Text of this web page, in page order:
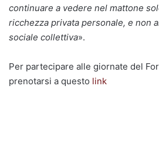
continuare a vedere nel mattone
ricchezza privata personale, e non
sociale collettiva».
Per partecipare alle giornate del
prenotarsi a questo link